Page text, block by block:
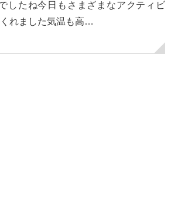
したね今日もさまざまなアクティビ
れました気温も高…